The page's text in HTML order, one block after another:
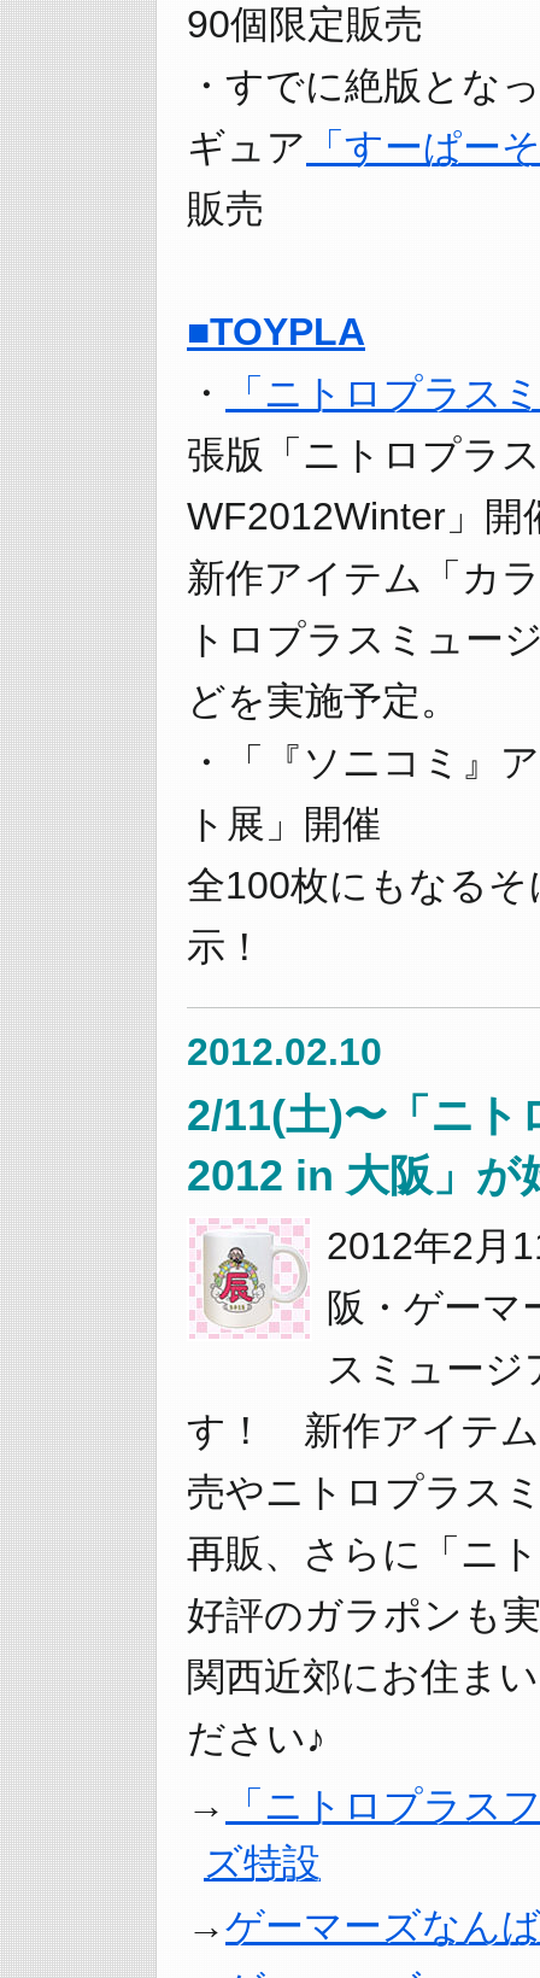
90個限定販売
・すでに絶版とな
ギュア 「すーぱー
販売
■TOYPLA
・
「ニトロプラス
張版「ニトロプラ
WF2012Winter」開
新作アイテム「カ
トロプラスミュー
どを実施予定。
・「『ソニコミ』
ト展」開催
全100枚にもなる
示！
2012.02.10
2/11(土)〜「ニ
2012 in 大阪」が
2012年2月
阪・ゲーマ
スミュージ
す！ 新作アイテム
売やニトロプラス
再販、さらに「ニ
好評のガラポンも
関西近郊にお住ま
ださい♪
「ニトロプラス
ズ特設
ゲーマーズなん